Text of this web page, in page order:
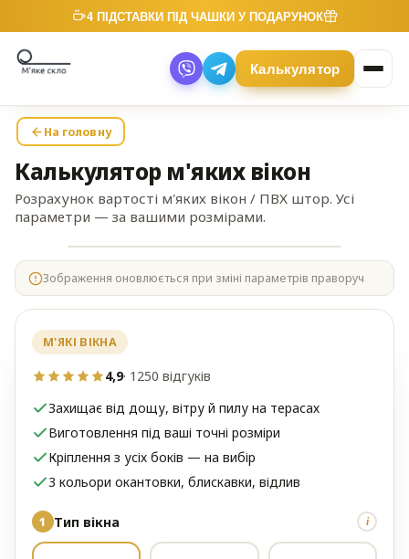
4 ПІДСТАВКИ ПІД ЧАШКИ У ПОДАРУНОК
Калькулятор
На головну
Калькулятор м'яких вікон
Розрахунок вартості м'яких вікон / ПВХ штор. Усі
параметри — за вашими розмірами.
мм
Зображення оновлюється при зміні параметрів праворуч
М'ЯКІ ВІКНА
4,9· 1250 відгуків
Захищає від дощу, вітру й пилу на терасах
Виготовлення під ваші точні розміри
Кріплення з усіх боків — на вибір
3 кольори окантовки, блискавки, відлив
Тип вікна i